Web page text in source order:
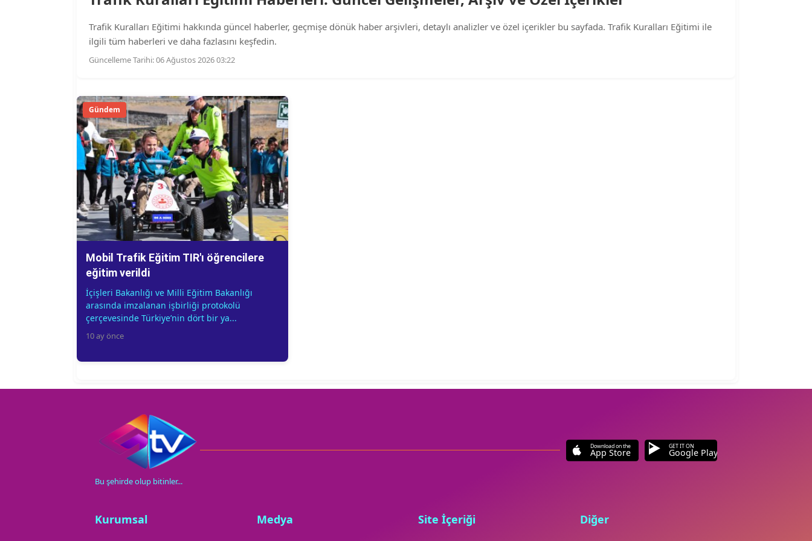
Trafik Kuralları Eğitimi hakkında güncel haberler, geçmişe dönük haber arşivleri, detaylı analizler ve özel içerikler bu sayfada. Trafik Kuralları Eğitimi ile
ilgili tüm haberleri ve daha fazlasını keşfedin.
Güncelleme Tarihi: 06 Ağustos 2026 03:22
Gündem
Mobil Trafik Eğitim TIR'ı öğrencilere
eğitim verildi
İçişleri Bakanlığı ve Milli Eğitim Bakanlığı
arasında imzalanan işbirliği protokolü
çerçevesinde Türkiye’nin dört bir ya...
10 ay önce
Bu şehirde olup bitinler...
Download on the
App Store
GET IT ON
Google Play
Kurumsal Medya Site İçeriği Diğer